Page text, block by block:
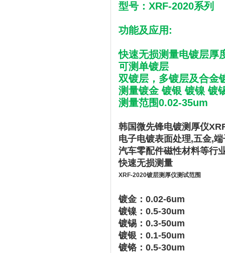
型号：XRF-2020系列
功能及应用:
快速无损测量电镀层厚
可测单镀层
双镀层，多镀层及合金
测量镀金 镀银 镀镍 镀
测量范围0.02-35um
韩国微先锋电镀测厚仪
电子电镀表面处理,五金,
汽车零配件磁性材料等行
快速无损测量
XRF-2020镀层测厚仪测试范围
镀金：0.02-6um
镀镍：0.5-30um
镀锡：0.3-50um
镀银：0.1-50um
镀铬：0.5-30um